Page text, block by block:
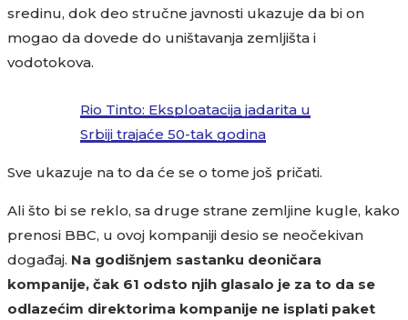
sredinu, dok deo stručne javnosti ukazuje da bi on
mogao da dovede do uništavanja zemljišta i
vodotokova.
Rio Tinto: Eksploatacija jadarita u
Srbiji trajaće 50-tak godina
Sve ukazuje na to da će se o tome još pričati.
Ali što bi se reklo, sa druge strane zemljine kugle, kako
prenosi BBC, u ovoj kompaniji desio se neočekivan
događaj. Na godišnjem sastanku deoničara
kompanije, čak 61 odsto njih glasalo je za to da se
odlazećim direktorima kompanije ne isplati paket